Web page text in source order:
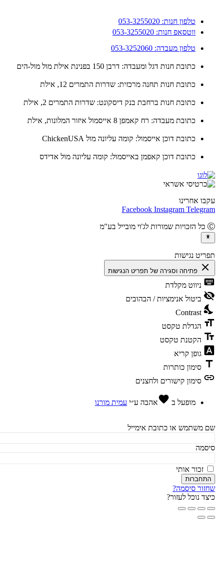
טלפון חנות: 053-3255020
ווטסאפ חנות: 053-3255020
טלפון מעבדה: 053-3252060
כתובת חנות דגל ומעבדה: דרבן 150 בפנינת אילת מול מול-הים
כתובת חנות תחנה מרכזית: שדרות התמרים 12, אילת
כתובת חנות ברחבת בנק דיסקונט: שדרות התמרים 2, אילת
כתובת מעבדה: רח קאמפן 8 אייסמול איזור המלונות, אילת
כתובת דוכן אייסמול: קומה עליונה מול ChickenUSA
כתובת דוכן קאפמן באייסמול: קומה עליונה מול אדידס
אחרינו
Facebook Instagram
נגישות
פתיחה וסגירה של תפריט הנגישות
ניווט מקלדת
ביטול אנימציות / הבהובים
Contrast
הגדלת טקסט
הקטנת טקסט
גופן קריא
סימון כותרות
סימון קישורים ולחצנים
מופעל בfavorite אהבהע״י עמית מורנו
או כתובת אימייל
זכור אותי
סיסמה?
נוכל לעזור?